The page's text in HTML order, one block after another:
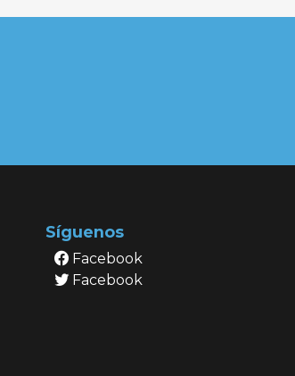
Síguenos
Facebook
Facebook